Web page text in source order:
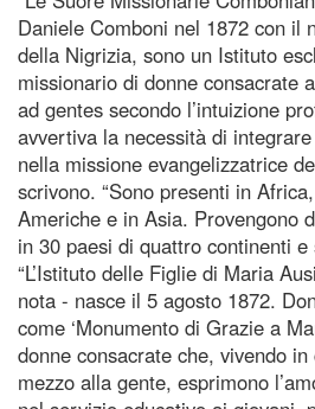
Daniele Comboni nel 1872 con il
della Nigrizia, sono un Istituto
missionario di donne consacrate
ad gentes secondo l’intuizione
avvertiva la necessità di
nella missione evangelizzatrice
scrivono. “Sono presenti in
Americhe e in Asia. Provengono
in 30 paesi di quattro continenti e
“L’Istituto delle Figlie di Maria
nota - nasce il 5 agosto 1872.
come ‘Monumento di Grazie a
donne consacrate che, vivendo
mezzo alla gente, esprimono